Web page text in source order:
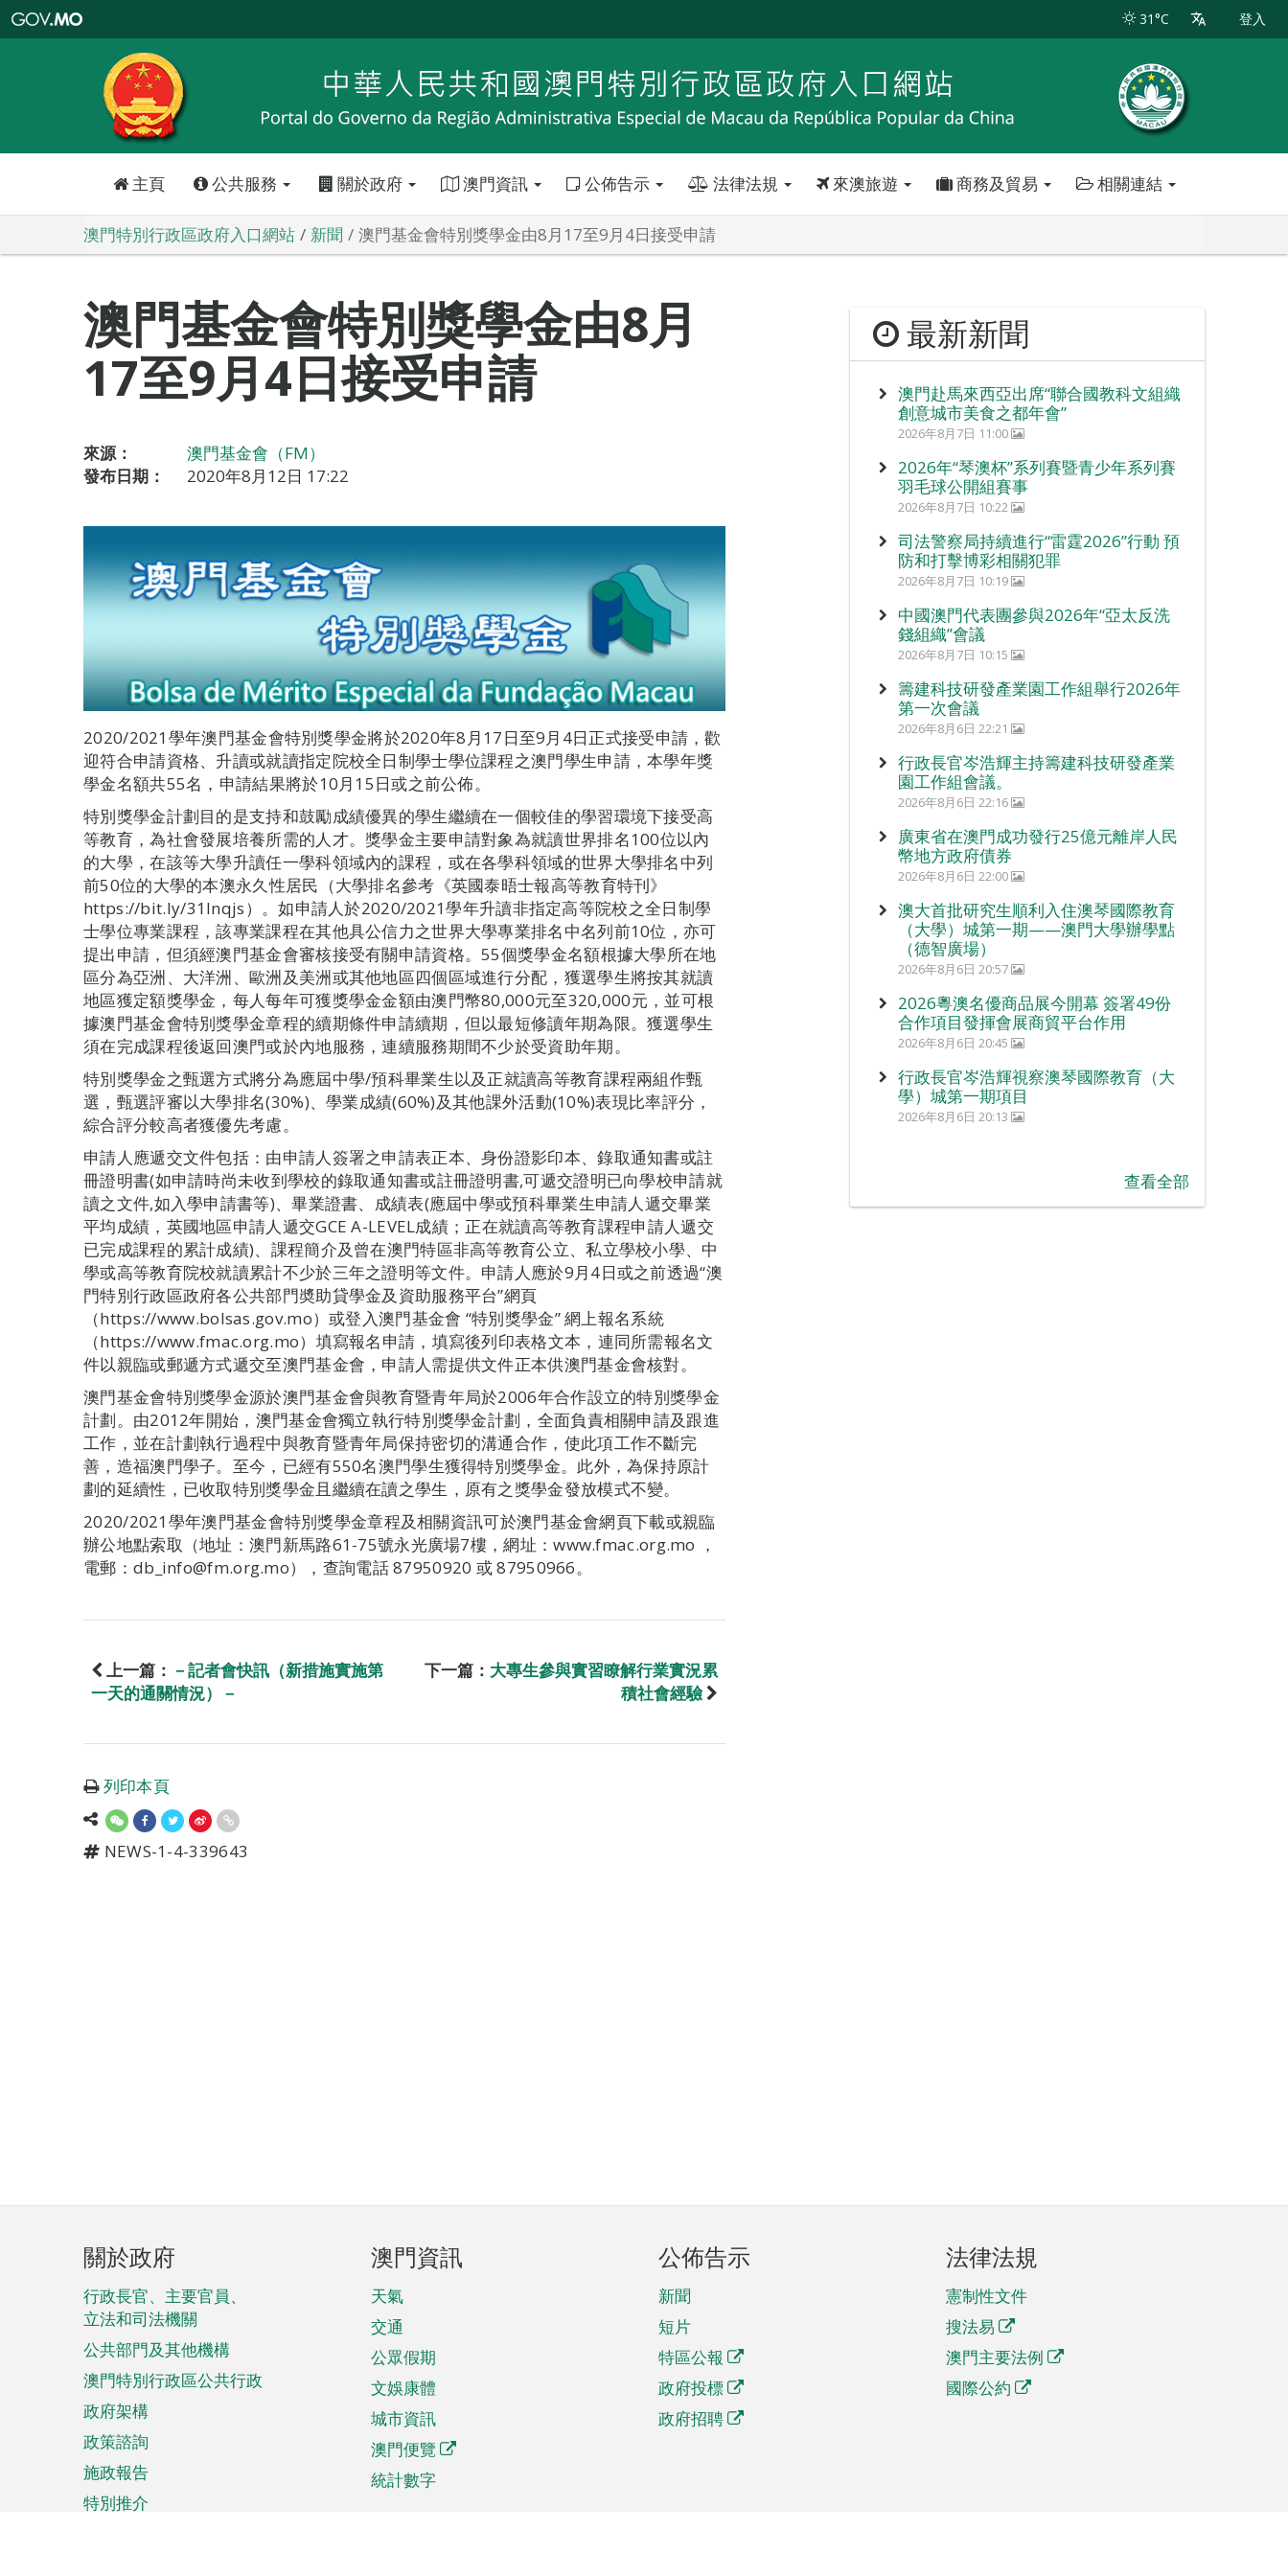
特
政
區
政
口
31°C 登入
主頁 公共服務 關於政府 澳門資訊 公佈告示 法律法規 來澳旅遊 商務及貿易 相關連結
澳門特別行政區政府入口網站 新聞 澳門基金會特別獎學金由8月17至9月4日接受申請
澳門基金會特別獎學金由8月
17至9月4日接受申請
來源：
澳門基金會（FM）
發布日期：
2020年8月12日 17:22
2020/2021學年澳門基金會特別獎學金將於2020年8月17日至9月4日正式接受申請，歡
迎符合申請資格、升讀或就讀指定院校全日制學士學位課程之澳門學生申請，本學年獎
學金名額共55名，申請結果將於10月15日或之前公佈。
特別獎學金計劃目的是支持和鼓勵成績優異的學生繼續在一個較佳的學習環境下接受高
等教育，為社會發展培養所需的人才。獎學金主要申請對象為就讀世界排名100位以內
的大學，在該等大學升讀任一學科領域內的課程，或在各學科領域的世界大學排名中列
前50位的大學的本澳永久性居民（大學排名參考《英國泰晤士報高等教育特刊》
https://bit.ly/31Inqjs）。如申請人於2020/2021學年升讀非指定高等院校之全日制學
士學位專業課程，該專業課程在其他具公信力之世界大學專業排名中名列前10位，亦可
提出申請，但須經澳門基金會審核接受有關申請資格。55個獎學金名額根據大學所在地
區分為亞洲、大洋洲、歐洲及美洲或其他地區四個區域進行分配，獲選學生將按其就讀
地區獲定額獎學金，每人每年可獲獎學金金額由澳門幣80,000元至320,000元，並可根
據澳門基金會特別獎學金章程的續期條件申請續期，但以最短修讀年期為限。獲選學生
須在完成課程後返回澳門或於內地服務，連續服務期間不少於受資助年期。
特別獎學金之甄選方式將分為應屆中學/預科畢業生以及正就讀高等教育課程兩組作甄
選，甄選評審以大學排名(30%)、學業成績(60%)及其他課外活動(10%)表現比率評分，
綜合評分較高者獲優先考慮。
申請人應遞交文件包括：由申請人簽署之申請表正本、身份證影印本、錄取通知書或註
冊證明書(如申請時尚未收到學校的錄取通知書或註冊證明書,可遞交證明已向學校申請就
讀之文件,如入學申請書等)、畢業證書、成績表(應屆中學或預科畢業生申請人遞交畢業
平均成績，英國地區申請人遞交GCE A-LEVEL成績；正在就讀高等教育課程申請人遞交
已完成課程的累計成績)、課程簡介及曾在澳門特區非高等教育公立、私立學校小學、中
學或高等教育院校就讀累計不少於三年之證明等文件。申請人應於9月4日或之前透過“澳
門特別行政區政府各公共部門奬助貸學金及資助服務平台”網頁
（https://www.bolsas.gov.mo）或登入澳門基金會 “特別獎學金” 網上報名系統
（https://www.fmac.org.mo）填寫報名申請，填寫後列印表格文本，連同所需報名文
件以親臨或郵遞方式遞交至澳門基金會，申請人需提供文件正本供澳門基金會核對。
澳門基金會特別獎學金源於澳門基金會與教育暨青年局於2006年合作設立的特別獎學金
計劃。由2012年開始，澳門基金會獨立執行特別獎學金計劃，全面負責相關申請及跟進
工作，並在計劃執行過程中與教育暨青年局保持密切的溝通合作，使此項工作不斷完
善，造福澳門學子。至今，已經有550名澳門學生獲得特別獎學金。此外，為保持原計
劃的延續性，已收取特別獎學金且繼續在讀之學生，原有之獎學金發放模式不變。
2020/2021學年澳門基金會特別獎學金章程及相關資訊可於澳門基金會網頁下載或親臨
辦公地點索取（地址：澳門新馬路61-75號永光廣場7樓，網址：www.fmac.org.mo ，
電郵：db_info@fm.org.mo），查詢電話 87950920 或 87950966。
上一篇： －記者會快訊（新措施實施第
一天的通關情況）－
下一篇： 大專生參與實習瞭解行業實況累
積社會經驗
列印本頁
NEWS-1-4-339643
最新新聞
澳門赴馬來西亞出席“聯合國教科文組織
創意城市美食之都年會”
2026年8月7日 11:00
2026年“琴澳杯”系列賽暨青少年系列賽
羽毛球公開組賽事
2026年8月7日 10:22
司法警察局持續進行“雷霆2026”行動 預
防和打擊博彩相關犯罪
2026年8月7日 10:19
中國澳門代表團參與2026年“亞太反洗
錢組織”會議
2026年8月7日 10:15
籌建科技研發產業園工作組舉行2026年
第一次會議
2026年8月6日 22:21
行政長官岑浩輝主持籌建科技研發產業
園工作組會議。
2026年8月6日 22:16
廣東省在澳門成功發行25億元離岸人民
幣地方政府債券
2026年8月6日 22:00
澳大首批研究生順利入住澳琴國際教育
（大學）城第一期——澳門大學辦學點
（德智廣場）
2026年8月6日 20:57
2026粵澳名優商品展今開幕 簽署49份
合作項目發揮會展商貿平台作用
2026年8月6日 20:45
行政長官岑浩輝視察澳琴國際教育（大
學）城第一期項目
2026年8月6日 20:13
查看全部
頁
腳
菜
單
關於政府
行政長官、主要官員、
立法和司法機關
公共部門及其他機構
澳門特別行政區公共行政
政府架構
政策諮詢
施政報告
特別推介
澳門資訊
天氣
交通
公眾假期
文娛康體
城市資訊
澳門便覽
統計數字
公佈告示
新聞
短片
特區公報
政府投標
政府招聘
法律法規
憲制性文件
搜法易
澳門主要法例
國際公約